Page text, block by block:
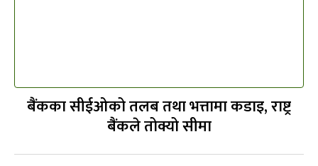
बैंकका सीईओको तलब तथा भत्तामा कडाइ, राष्ट्र
बैंकले तोक्यो सीमा